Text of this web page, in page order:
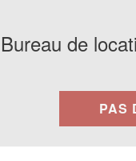
Bureau de
PAS